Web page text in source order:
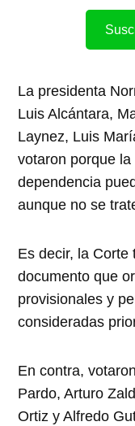
La presidenta
Luis Alcántara,
Laynez, Luis
votaron porque
dependencia
aunque no se
Es decir, la Corte
documento que
provisionales y
consideradas
En contra,
Pardo, Arturo
Ortiz y Alfredo